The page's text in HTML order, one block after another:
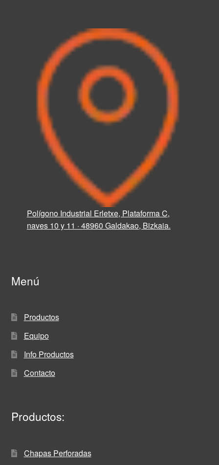
Polígono Industrial Erletxe, Plataforma C,
naves 10 y 11 · 48960 Galdakao, Bizkaia.
Menú
Productos
Equipo
Info Productos
Contacto
Productos:
Chapas Perforadas